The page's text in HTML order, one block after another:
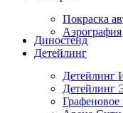
Покраска
Аэрография
Диностенд
Детейлинг
Детейлинг
Детейлинг